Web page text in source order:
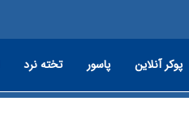
پوکر آنلاین پاسور تخته نرد